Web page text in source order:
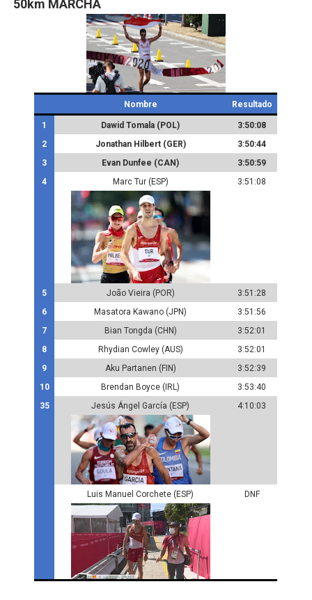
50km MARCHA
Nombre Resultado
1 Dawid Tomala (POL)
3:50:08
2
Jonathan Hilbert (GER)
3:50:44
3
Evan Dunfee (CAN)
3:50:59
4
Marc Tur (ESP) 3:51:08
5 João Vieira (POR)
3:51:28
6
Masatora Kawano (JPN)
3:51:56
7
Bian Tongda (CHN)
3:52:01
8
Rhydian Cowley (AUS)
3:52:01
9
Aku Partanen (FIN)
3:52:39
10
Brendan Boyce (IRL)
3:53:40
35
Jesús Ángel García (ESP) 4:10:03
Luis Manuel Corchete (ESP) DNF